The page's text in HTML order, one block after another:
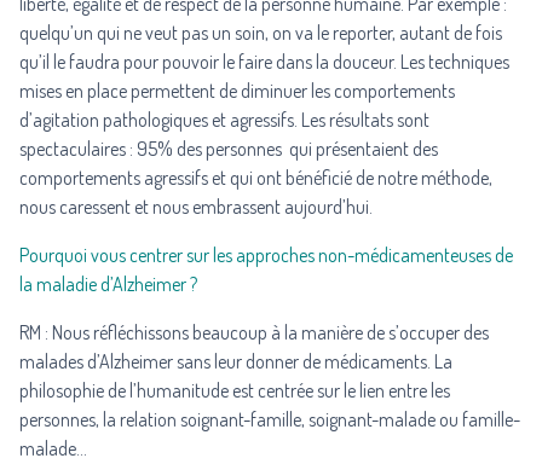
quelqu’un qui ne veut pas un soin, on va le reporter, autant de fois
qu’il le faudra pour pouvoir le faire dans la douceur. Les techniques
mises en place permettent de diminuer les comportements
d’agitation pathologiques et agressifs. Les résultats sont
spectaculaires : 95% des personnes qui présentaient des
comportements agressifs et qui ont bénéficié de notre méthode,
nous caressent et nous embrassent aujourd’hui.
Pourquoi vous centrer sur les approches non-médicamenteuses de
la maladie d’Alzheimer ?
RM : Nous réfléchissons beaucoup à la manière de s’occuper des
malades d’Alzheimer sans leur donner de médicaments. La
philosophie de l’humanitude est centrée sur le lien entre les
personnes, la relation soignant-famille, soignant-malade ou famille-
malade…